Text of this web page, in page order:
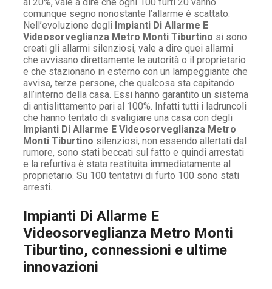
comunque segno nonostante l’allarme è scattato.
Nell’evoluzione degli Impianti Di Allarme E
Videosorveglianza Metro Monti Tiburtino si sono
creati gli allarmi silenziosi, vale a dire quei allarmi
che avvisano direttamente le autorità o il proprietario
e che stazionano in esterno con un lampeggiante che
avvisa, terze persone, che qualcosa sta capitando
all’interno della casa. Essi hanno garantito un sistema
di antislittamento pari al 100%. Infatti tutti i ladruncoli
che hanno tentato di svaligiare una casa con degli
Impianti Di Allarme E Videosorveglianza Metro
Monti Tiburtino silenziosi, non essendo allertati dal
rumore, sono stati beccati sul fatto e quindi arrestati
e la refurtiva è stata restituita immediatamente al
proprietario. Su 100 tentativi di furto 100 sono stati
arresti.
Impianti Di Allarme E
Videosorveglianza Metro Monti
Tiburtino, connessioni e ultime
innovazioni